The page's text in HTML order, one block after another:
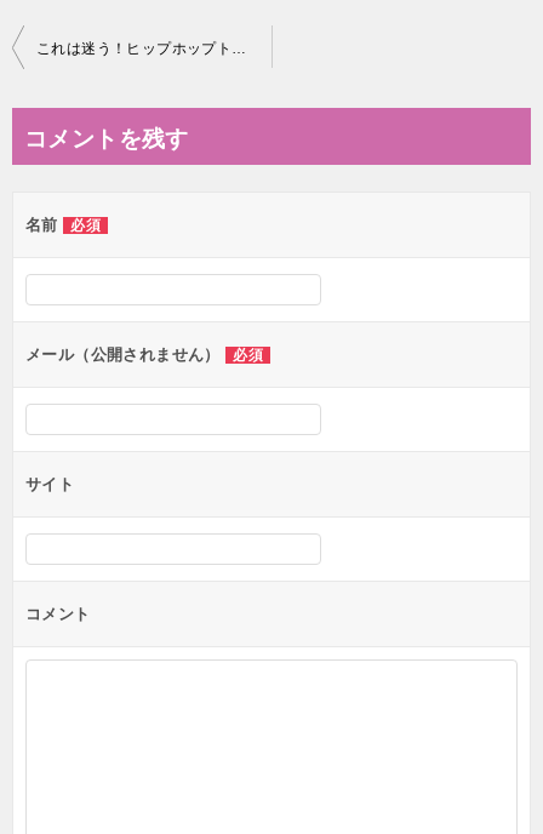
投
ビ
ー
シ
ン
これは迷う！ヒップホップトラックを作るために選んだAddictive Drums 2 CustomのADpak、MIDIpak、KitpiecePak
コメントを残す
名前 必須
メール（公開されません） 必須
サイト
コメント